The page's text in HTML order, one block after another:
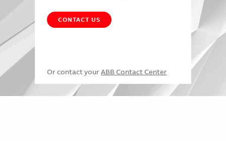
CONTACT US
Or contact your ABB Contact Center